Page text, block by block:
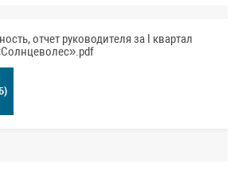
отчет руководителя за I квартал